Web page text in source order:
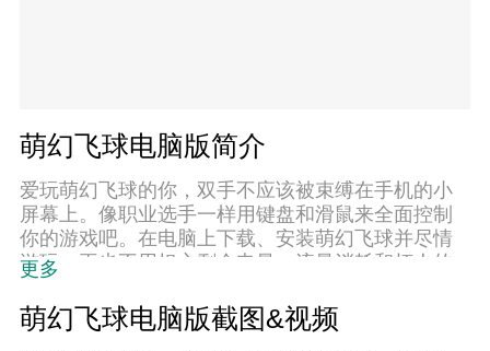
萌幻飞球电脑版简介
爱玩萌幻飞球的你，双手不应该被束缚在手机的小
屏幕上。像职业选手一样用键盘和滑鼠来全面控制
你的游戏吧。在电脑上下载、安装萌幻飞球并尽情
游玩。再也不用担心剩余电量、流量消耗和烦人的
球的好选择！我们用心准备，完美的按键映射系统
让萌幻飞球宛如电脑游戏；
更多
萌幻飞球电脑版截图&视频